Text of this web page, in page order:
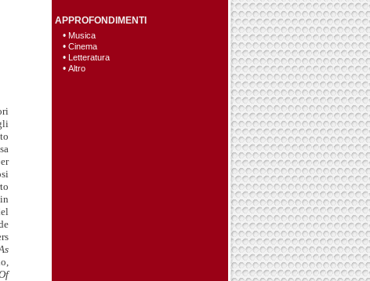
APPROFONDIMENTI
• Musica
• Cinema
• Letteratura
• Altro